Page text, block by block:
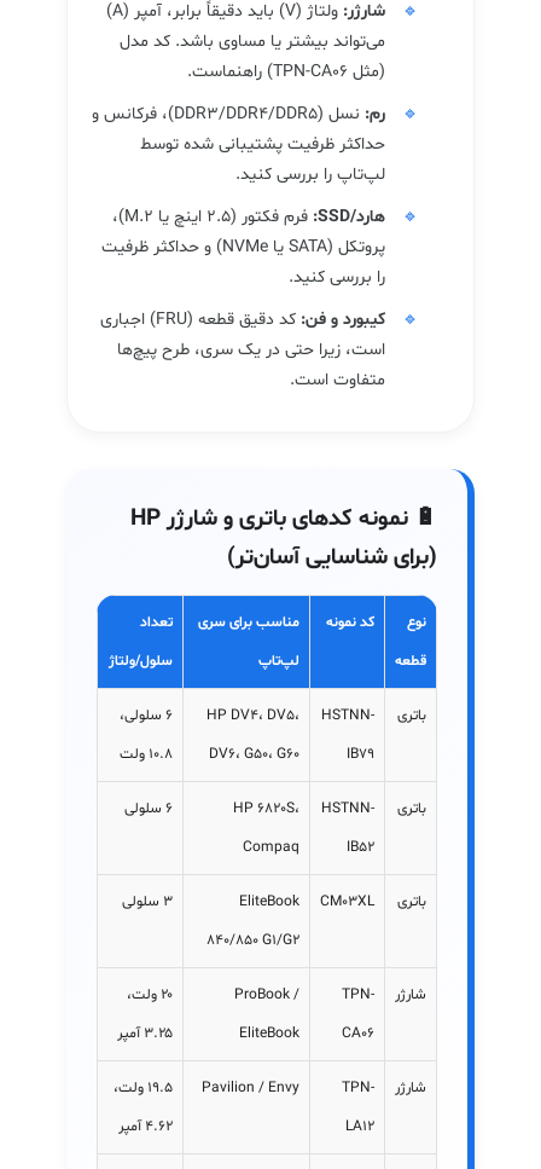
شارژر:
ولتاژ (V) باید دقیقاً برابر، آمپر (A)
می‌تواند بیشتر یا مساوی باشد. کد مدل
(مثل TPN-CA06) راهنماست.
رم:
نسل (DDR3/DDR4/DDR5)، فرکانس و
حداکثر ظرفیت پشتیبانی شده توسط
لپ‌تاپ را بررسی کنید.
هارد/SSD:
فرم فکتور (2.5 اینچ یا M.2)،
پروتکل (SATA یا NVMe) و حداکثر ظرفیت
را بررسی کنید.
کیبورد و فن:
کد دقیق قطعه (FRU) اجباری
است، زیرا حتی در یک سری، طرح پیچ‌ها
متفاوت است.
🔋 نمونه کدهای باتری و شارژر HP
(برای شناسایی آسان‌تر)
نوع
قطعه
کد نمونه
مناسب برای سری
لپ‌تاپ
تعداد
سلول/ولتاژ
باتری
HSTNN-
IB79
HP DV4، DV5،
DV6، G50، G60
۶ سلولی،
۱۰.۸ ولت
باتری
HSTNN-
IB52
HP 6820S،
Compaq
۶ سلولی
باتری CM03XL
EliteBook
840/850 G1/G2
۳ سلولی
شارژر
TPN-
CA06
ProBook /
EliteBook
۲۰ ولت،
۳.۲۵ آمپر
شارژر
TPN-
LA12
Pavilion / Envy
۱۹.۵ ولت،
۴.۶۲ آمپر